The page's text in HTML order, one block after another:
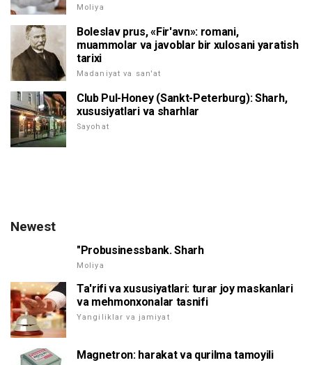
Moliya
Boleslav prus, «Fir'avn»: romani,
muammolar va javoblar bir xulosani yaratish
tarixi
Madaniyat va san'at
Club Pul-Honey (Sankt-Peterburg): Sharh,
xususiyatlari va sharhlar
Sayohat
Newest
"Probusinessbank. Sharh
Moliya
Ta'rifi va xususiyatlari: turar joy maskanlari
va mehmonxonalar tasnifi
Yangiliklar va jamiyat
Magnetron: harakat va qurilma tamoyili